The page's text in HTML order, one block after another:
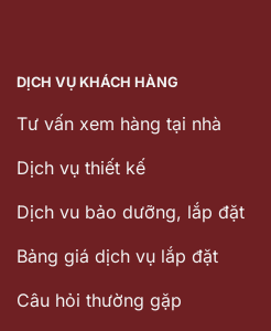
DỊCH VỤ KHÁCH HÀNG
Tư vấn xem hàng tại nhà
Dịch vụ thiết kế
Dịch vu bảo dưỡng, lắp đặt
Bảng giá dịch vụ lắp đặt
Câu hỏi thường gặp